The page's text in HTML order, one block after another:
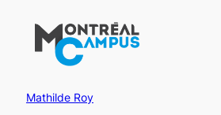
contenu
Mathilde Roy